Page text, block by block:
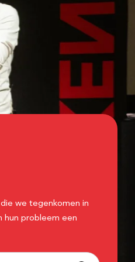
we tegenkomen in
hun probleem een